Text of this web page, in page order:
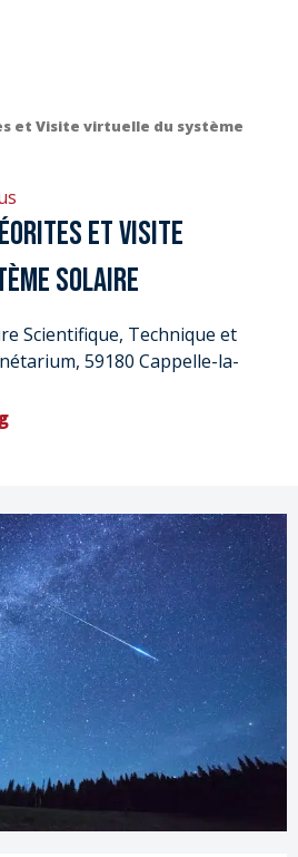
et Visite virtuelle du système
et Visite
solaire
Scientifique, Technique et
59180 Cappelle-la-